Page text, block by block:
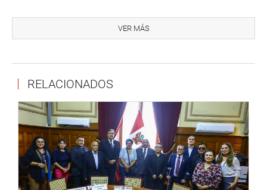
el Poder Ejecutivo, “dentro del plazo de treinta días
calendarios, contados desde la entrada en vigor de la
por Decreto Supremo 008-2010-SA, a la modificación
OFICINA DE COMUNICACIONES E IMAGEN
INSTITUCIONAL
VER MÁS
RELACIONADOS